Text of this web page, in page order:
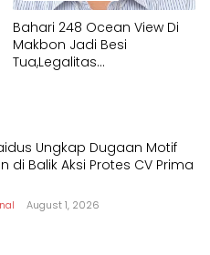
Bahari 248 Ocean View Di
Makbon Jadi Besi
Tua,Legalitas
Ungkap Dugaan Motif
di Balik Aksi Protes CV Prima
August 1, 2026